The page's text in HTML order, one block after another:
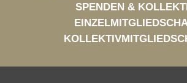
SPENDEN &